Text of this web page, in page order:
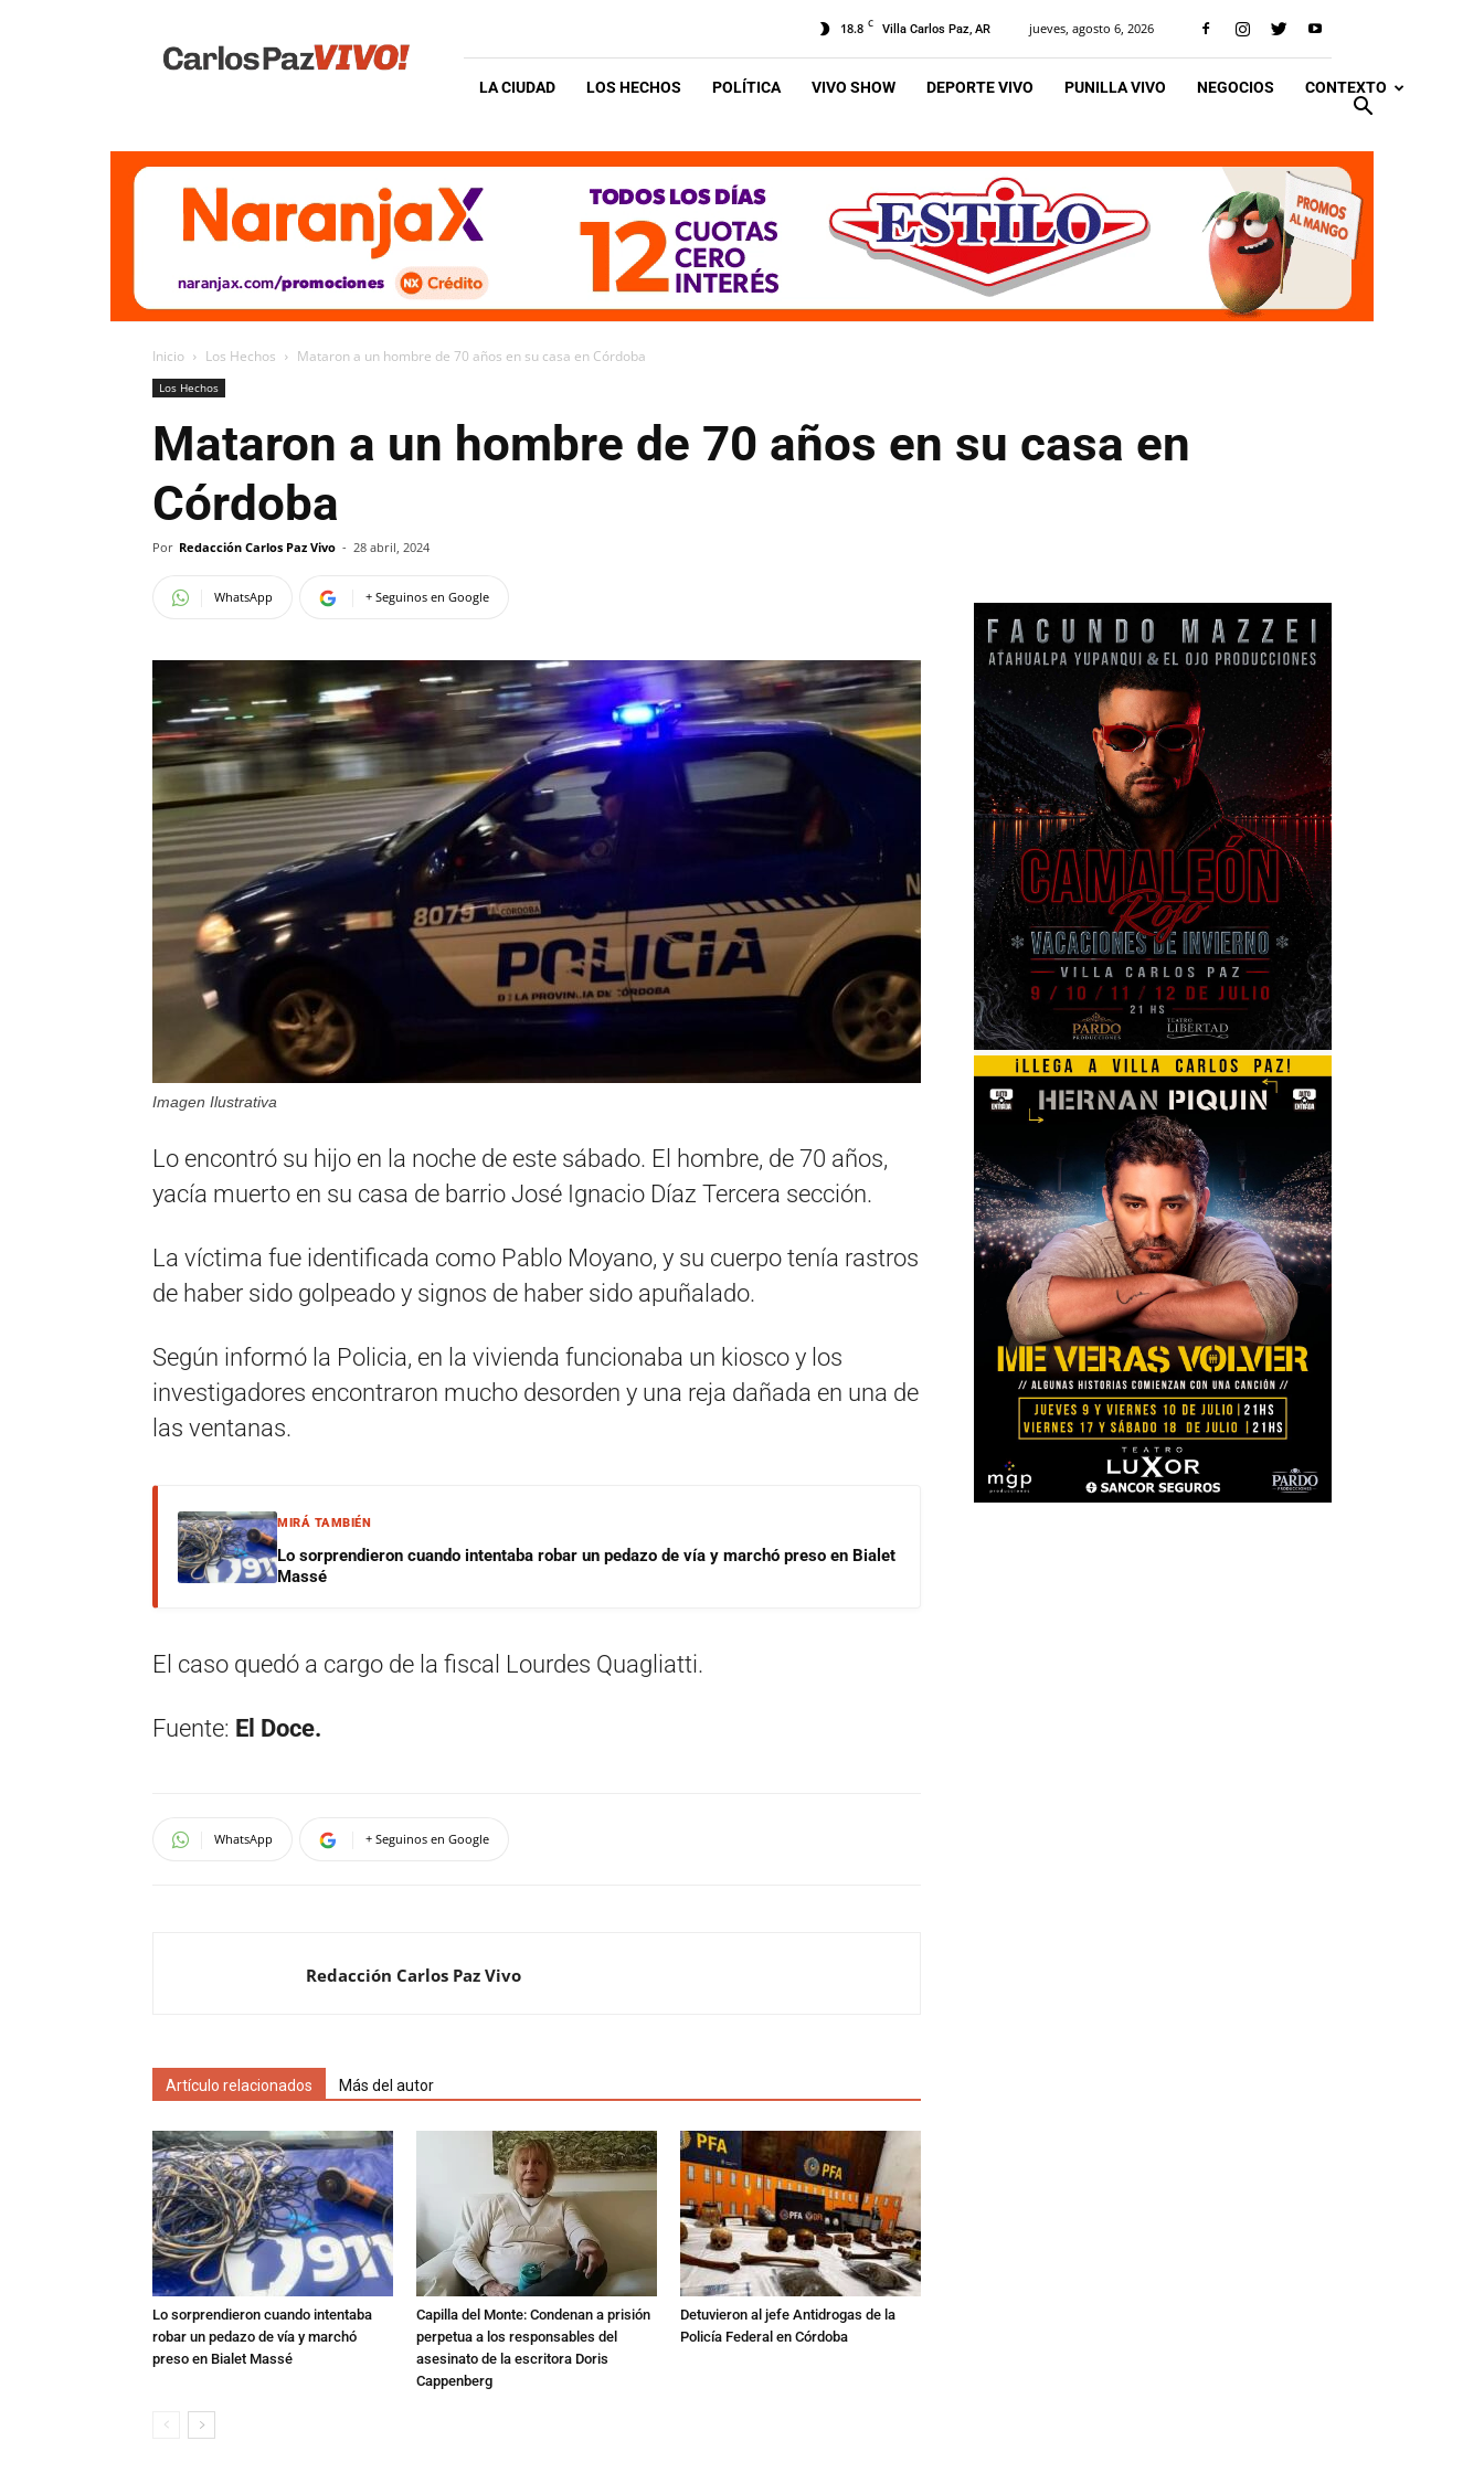
Vivo
18.8 C Villa Carlos Paz, AR jueves, agosto 6, 2026
LA CIUDAD LOS HECHOS POLÍTICA VIVO SHOW DEPORTE VIVO PUNILLA VIVO NEGOCIOS CONTEXTO
Inicio Los Hechos Mataron a un hombre de 70 años en su casa en Córdoba
Los Hechos
Mataron a un hombre de 70 años en su casa en
Córdoba
Por Redacción Carlos Paz Vivo - 28 abril, 2024
WhatsApp + Seguinos en Google
Imagen Ilustrativa
Lo encontró su hijo en la noche de este sábado. El hombre, de 70 años,
yacía muerto en su casa de barrio José Ignacio Díaz Tercera sección.
La víctima fue identificada como Pablo Moyano, y su cuerpo tenía rastros
de haber sido golpeado y signos de haber sido apuñalado.
Según informó la Policia, en la vivienda funcionaba un kiosco y los
investigadores encontraron mucho desorden y una reja dañada en una de
las ventanas.
MIRÁ TAMBIÉN
Lo sorprendieron cuando intentaba robar un pedazo de vía y marchó preso en Bialet
Massé
El caso quedó a cargo de la fiscal Lourdes Quagliatti.
Fuente: El Doce.
WhatsApp + Seguinos en Google
Redacción Carlos Paz Vivo
Artículo relacionados Más del autor
Lo sorprendieron cuando intentaba
robar un pedazo de vía y marchó
preso en Bialet Massé
Capilla del Monte: Condenan a prisión
perpetua a los responsables del
asesinato de la escritora Doris
Cappenberg
Detuvieron al jefe Antidrogas de la
Policía Federal en Córdoba